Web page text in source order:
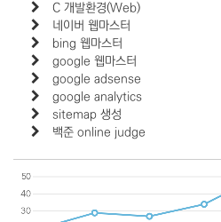
C 개발환경(Web)
네이버 웹마스터
bing 웹마스터
google 웹마스터
google adsense
google analytics
sitemap 생성
백준 online judge